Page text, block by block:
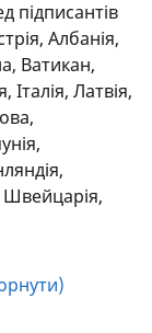
підписантів
Албанія,
Ватикан,
Італія, Латвія,
Швейцарія,